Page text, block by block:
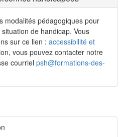
modalités pédagogiques pour
de handicap. Vous
sur ce lien : accessibilité et
vous pouvez contacter notre
courriel psh@formations-des-